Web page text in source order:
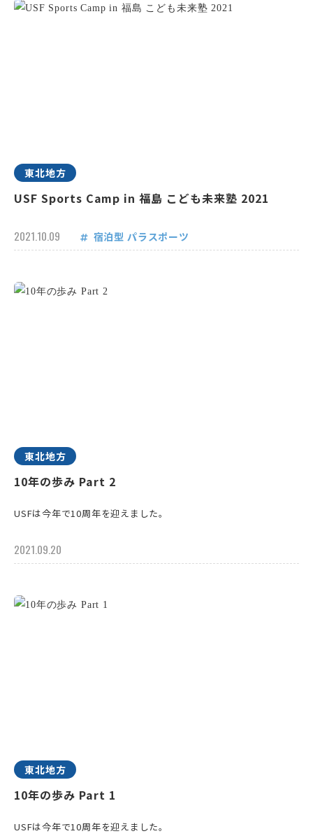
東北地方
USF Sports Camp in 福島 こども未来塾 2021
2021.10.09 宿泊型 パラスポーツ
東北地方
10年の歩み Part 2
USFは今年で10周年を迎えました。
2021.09.20
東北地方
10年の歩み Part 1
USFは今年で10周年を迎えました。